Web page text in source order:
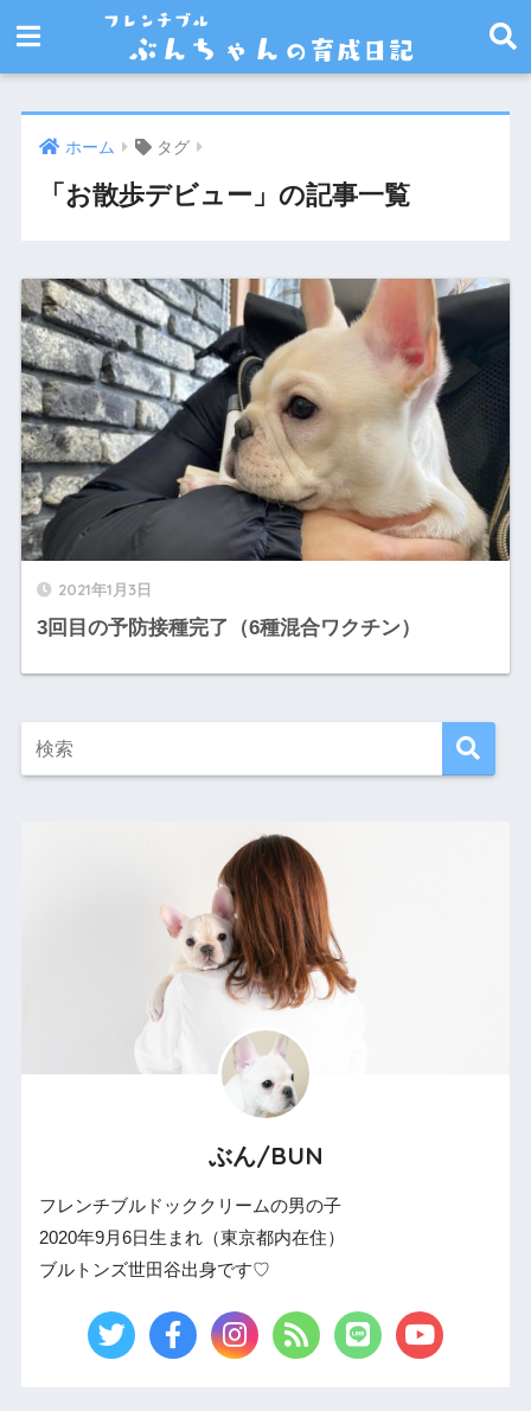
ホーム タグ
「お散歩デビュー」の記事一覧
2021年1月3日
3回目の予防接種完了（6種混合ワクチン）
ぶん/BUN
フレンチブルドッククリームの男の子
2020年9月6日生まれ（東京都内在住）
ブルトンズ世田谷出身です♡